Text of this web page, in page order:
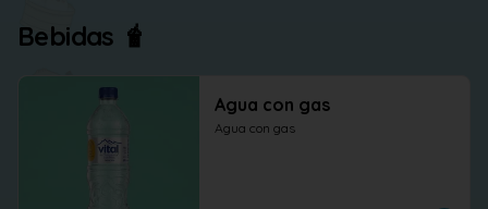
Bebidas 🧋
Agua con gas
Agua con gas